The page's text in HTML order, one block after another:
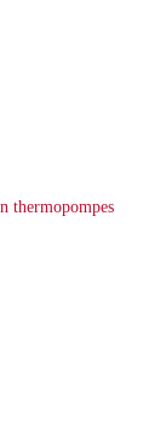
thermopompes